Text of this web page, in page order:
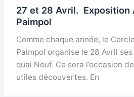
27 et 28 Avril. Exposition
Paimpol
Comme chaque année, le
Paimpol organise le 28 Avril
quai Neuf. Ce sera l’occasion
utiles découvertes. En